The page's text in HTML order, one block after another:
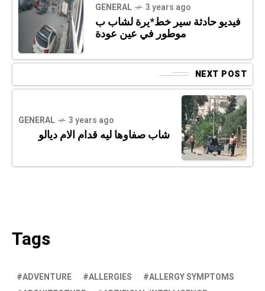
GENERAL 3 years ago
فيديو حادثة سير خط*يرة لشاب ب
موطور في عين عودة
NEXT POST
GENERAL 3 years ago
شاب صفاوها ليه قدام الام ديالو
Tags
ADVENTURE ALLERGIES
ALLERGY SYMPTOMS